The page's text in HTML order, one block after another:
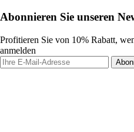
Abonnieren Sie unseren
Profitieren Sie von 10% Rabatt,
anmelden